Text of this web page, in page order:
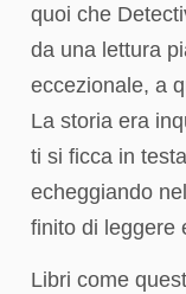
quoi che
da una lettura
eccezionale, a
La storia era
ti si ficca in
echeggiando
finito di leggere
Libri come